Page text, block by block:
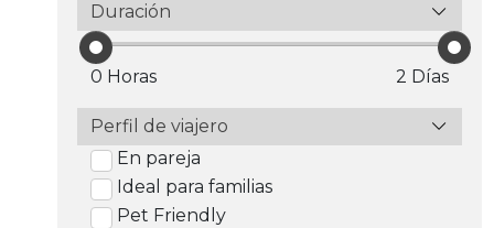
Duración
0 Horas 2 Días
Perfil de viajero
En pareja
Ideal para familias
Pet Friendly